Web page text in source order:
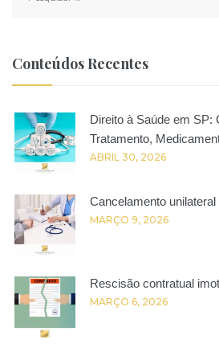
por:
Conteúdos Recentes
Direito à Saúde em SP:
Tratamento,
ABRIL 30, 2026
Cancelamento
MARÇO 9, 2026
Rescisão contratual
MARÇO 6, 2026